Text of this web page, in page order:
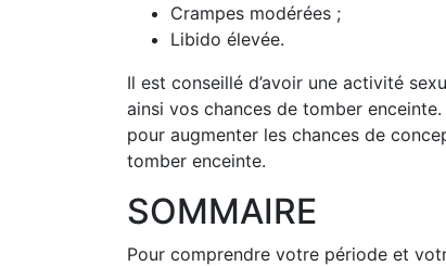
Crampes modérées ;
Libido élevée.
Il est conseillé d’avoir une activité
ainsi vos chances de tomber
pour augmenter les chances de
tomber enceinte.
SOMMAIRE
Pour comprendre votre période et